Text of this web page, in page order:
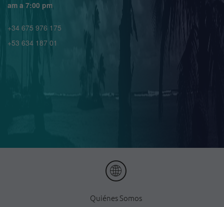
am a 7:00 pm
+34 675 976 175
+53 634 187 01
Quiénes Somos